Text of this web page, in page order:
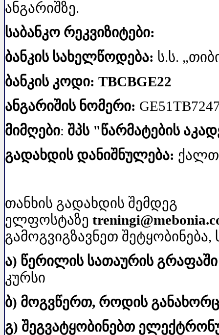
ანგარიშზე.
საბანკო რეკვიზიტები:
ბანკის სახელწოდება: ს.ს.
ბანკის კოდი: TBCBGE22
ანგარიშის ნომერი:
მიმღები: შპს "წარმატების
გადახდის დანიშნულება:
თანხის გადახდის შემდეგ
ელფოსტაზე
გამოგვიგზავნეთ შეტყობინება,
ა) წერილის სათაურის გრაფაში
კურსი
ბ) მოგვწერთ, როდის
გ) შეგვატყობინებთ